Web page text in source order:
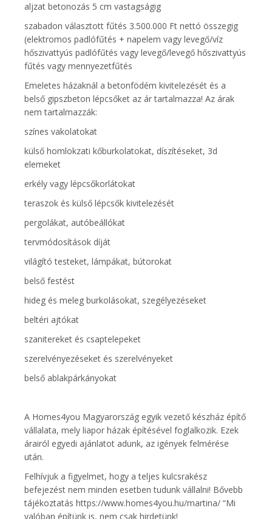
aljzat betonozás 5 cm vastagságig
szabadon választott fűtés 3.500.000 Ft nettó összegig
(elektromos padlófűtés + napelem vagy levegő/víz
hőszivattyús padlófűtés vagy levegő/levegő hőszivattyús
fűtés vagy mennyezetfűtés
Emeletes házaknál a betonfödém kivitelezését és a
belső gipszbeton lépcsőket az ár tartalmazza! Az árak
nem tartalmazzák:
színes vakolatokat
külső homlokzati kőburkolatokat, díszítéseket, 3d
elemeket
erkély vagy lépcsőkorlátokat
teraszok és külső lépcsők kivitelezését
pergolákat, autóbeállókat
tervmódosítások díját
világító testeket, lámpákat, bútorokat
belső festést
hideg és meleg burkolásokat, szegélyezéseket
beltéri ajtókat
szanitereket és csaptelepeket
szerelvényezéseket és szerelvényeket
belső ablakpárkányokat
A Homes4you Magyarország egyik vezető készház építő
vállalata, mely liapor házak építésével foglalkozik. Ezek
árairól egyedi ajánlatot adunk, az igények felmérése
után.
Felhívjuk a figyelmet, hogy a teljes kulcsrakész
befejezést nem minden esetben tudunk vállalni! Bővebb
tájékoztatás https://www.homes4you.hu/martina/ “Mi
valóban építünk is, nem csak hirdetünk!